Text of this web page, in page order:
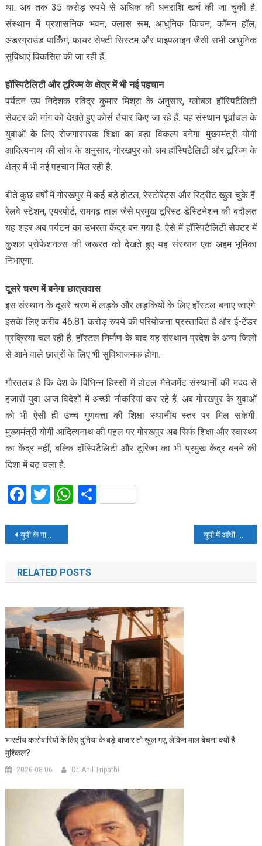
था. अब तक 35 करोड़ रुपये से अधिक की धनराशि खर्च की जा चुकी है.
संस्थान में प्रशासनिक भवन, क्लास रूम, आधुनिक किचन, कॉमन हॉल,
अंडरग्राउंड पार्किंग, फायर सेफ्टी सिस्टम और पाइपलाइन जैसी सभी आधुनिक
सुविधाएं विकसित की जा रही हैं.
हॉस्पिटैलिटी और टूरिज्म के क्षेत्र में भी नई पहचान
पर्यटन उप निदेशक रविंद्र कुमार मिश्रा के अनुसार, ग्लोबल हॉस्पिटैलिटी
सेक्टर की मांग को देखते हुए कोर्स तैयार किए जा रहे हैं. यह संस्थान पूर्वांचल के
युवाओं के लिए रोजगारपरक शिक्षा का बड़ा विकल्प बनेगा. मुख्यमंत्री योगी
आदित्यनाथ की सोच के अनुसार, गोरखपुर को अब हॉस्पिटैलिटी और टूरिज्म के
क्षेत्र में भी नई पहचान मिल रही है.
बीते कुछ वर्षों में गोरखपुर में कई बड़े होटल, रेस्टोरेंट्स और रिट्रीट खुल चुके हैं.
रेलवे स्टेशन, एयरपोर्ट, रामगढ़ ताल जैसे प्रमुख टूरिस्ट डेस्टिनेशन की बदौलत
यह शहर अब पर्यटन का उभरता केंद्र बन गया है. ऐसे में हॉस्पिटैलिटी सेक्टर में
कुशल प्रोफेशनल्स की जरूरत को देखते हुए यह संस्थान एक अहम भूमिका
निभाएगा.
दूसरे चरण में बनेगा छात्रावास
इस संस्थान के दूसरे चरण में लड़के और लड़कियों के लिए हॉस्टल बनाए जाएंगे.
इसके लिए करीब 46.81 करोड़ रुपये की परियोजना प्रस्तावित है और ई-टेंडर
प्रक्रिया चल रही है. हॉस्टल निर्माण के बाद यह संस्थान प्रदेश के अन्य जिलों
से आने वाले छात्रों के लिए भी सुविधाजनक होगा.
गौरतलब है कि देश के विभिन्न हिस्सों में होटल मैनेजमेंट संस्थानों की मदद से
हजारों युवा आज विदेशों में अच्छी नौकरियां कर रहे हैं. अब गोरखपुर के युवाओं
को भी ऐसी ही उच्च गुणवत्ता की शिक्षा स्थानीय स्तर पर मिल सकेगी.
मुख्यमंत्री योगी आदित्यनाथ की पहल पर गोरखपुर अब सिर्फ शिक्षा और स्वास्थ्य
का केंद्र नहीं, बल्कि हॉस्पिटैलिटी और टूरिज्म का भी प्रमुख केंद्र बनने की
दिशा में बढ़ चला है.
Facebook
Twitter
WhatsApp
Share
Post
navigation
यूपी के गाजीपुर में करंट की चपेट में आने से सिपाही समेत 4 की मौत, सीएम ने जताया दुःख, अखिलेश बोले- एक्शन ले सरकार यूपी में आंधी-बारिश के बाद मौसम हुआ सुहाना, आज भी 42 जिलों में चेतावनी
RELATED POSTS
भारतीय कारोबारियों के लिए दुनिया के बड़े बाजार तो खुल गए, लेकिन माल बेचना क्यों है
मुश्किल?
2026-08-06 Dr. Anil Tripathi